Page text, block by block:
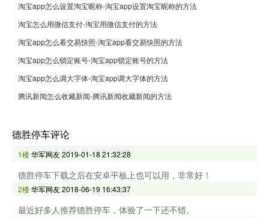
淘宝app怎么设置淘宝昵称-淘宝app设置淘宝昵称的方法
淘宝怎么用微信支付-淘宝用微信支付的方法
淘宝app怎么看交易快照-淘宝app看交易快照的方法
淘宝app怎么锁定账号-淘宝app锁定账号的方法
淘宝app怎么调大字体-淘宝app调大字体的方法
腾讯新闻怎么收藏新闻-腾讯新闻收藏新闻的方法
德胜停车评论
1楼华军网友2019-01-18 21:32:28
德胜停车下载之后在安卓平板上也可以用，非常好！
2楼华军网友2018-06-19 16:43:37
最近好多人推荐德胜停车，体验了一下还不错。